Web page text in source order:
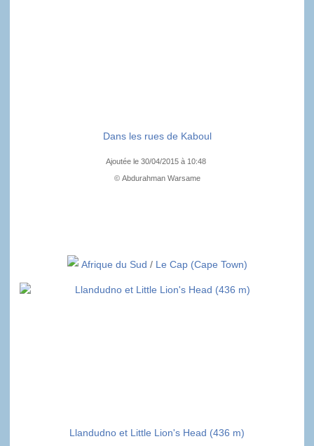
Dans les rues de Kaboul
Ajoutée le 30/04/2015 à 10:48
© Abdurahman Warsame
Afrique du Sud / Le Cap (Cape Town)
Llandudno et Little Lion's Head (436 m)